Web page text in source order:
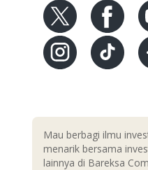
Mau berbagi ilmu
menarik bersama
lainnya di Bareksa